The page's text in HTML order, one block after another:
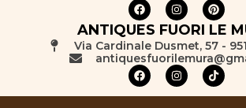
ANTIQUES FUORI LE
Via Cardinale Dusmet, 57 -